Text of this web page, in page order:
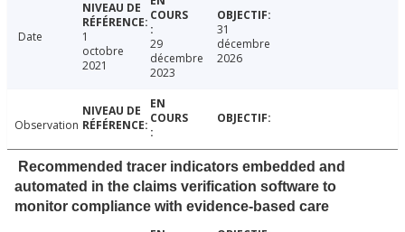
Date
1
octobre
2021
29
décembre
2023
31
décembre
2026
Observation
Recommended tracer indicators embedded and
automated in the claims verification software to
monitor compliance with evidence-based care